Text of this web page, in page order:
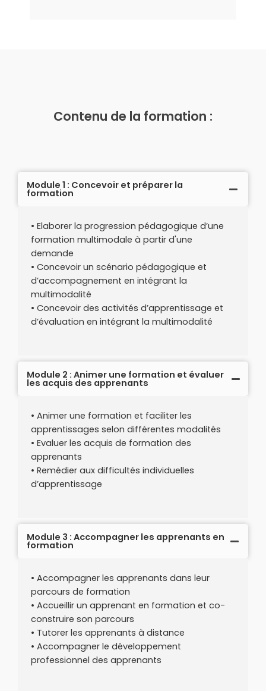
Contenu de la formation :
Module 1 : Concevoir et préparer la
formation
• Elaborer la progression pédagogique d’une
formation multimodale à partir d'une
demande
• Concevoir un scénario pédagogique et
d’accompagnement en intégrant la
multimodalité
• Concevoir des activités d’apprentissage et
d’évaluation en intégrant la multimodalité
Module 2 : Animer une formation et évaluer
les acquis des apprenants
• Animer une formation et faciliter les
apprentissages selon différentes modalités
• Evaluer les acquis de formation des
apprenants
• Remédier aux difficultés individuelles
d’apprentissage
Module 3 : Accompagner les apprenants en
formation
• Accompagner les apprenants dans leur
parcours de formation
• Accueillir un apprenant en formation et co-
construire son parcours
• Tutorer les apprenants à distance
• Accompagner le développement
professionnel des apprenants